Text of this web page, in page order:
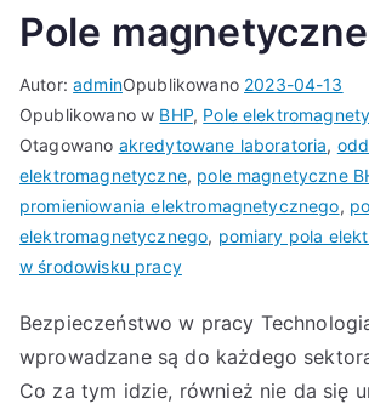
Pole
Autor:adminOpublikowano 2023-04-13
Opublikowano w BHP, Pole
Otagowano akredytowane laboratoria,
elektromagnetyczne, pole magnetyczne
promieniowania elektromagnetycznego,
elektromagnetycznego, pomiary pola
w środowisku pracy
Bezpieczeństwo w pracy
wprowadzane są do każdego
Co za tym idzie, również nie da się